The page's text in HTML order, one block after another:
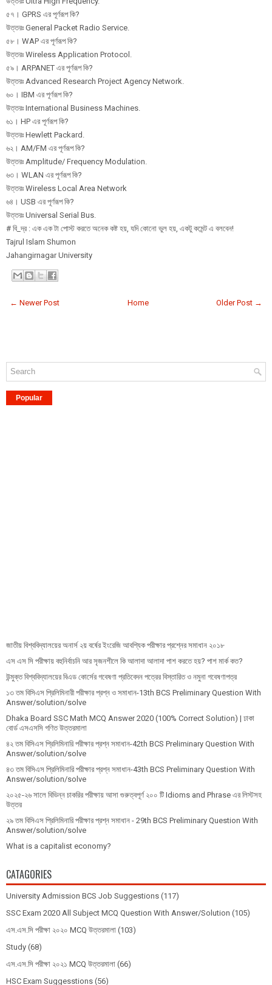
৫৭। GPRS এর পূর্ণরূপ কি?
উত্তরঃ General Packet Radio Service.
৫৮। WAP এর পূর্ণরূপ কি?
উত্তরঃ Wireless Application Protocol.
৫৯। ARPANET এর পূর্ণরূপ কি?
উত্তরঃ Advanced Research Project Agency Network.
৬০। IBM এর পূর্ণরূপ কি?
উত্তরঃ International Business Machines.
৬১। HP এর পূর্ণরূপ কি?
উত্তরঃ Hewlett Packard.
৬২। AM/FM এর পূর্ণরূপ কি?
উত্তরঃ Amplitude/ Frequency Modulation.
৬৩। WLAN এর পূর্ণরূপ কি?
উত্তরঃ Wireless Local Area Network
৬৪। USB এর পূর্ণরূপ কি?
উত্তরঃ Universal Serial Bus.
# বি_দ্র : এক এক টা পোস্ট করতে অনেক কষ্ট হয়, যদি কোনো ভুল হয়, একটু কমেন্ট এ বলবেন!
Tajrul Islam Shumon
Jahangirnagar University
← Newer Post Older Post →
Home
Popular
জাতীয় বিশ্ববিদ্যালয়ের অনার্স ২য় বর্ষের ইংরেজি আবশ্যিক পরীক্ষার প্রশ্নের সমাধান ২০১৮
এস এস সি পরীক্ষায় বহুনির্বাচনি আর সৃজনশীলে কি আলাদা আলাদা পাশ করতে হয়? পাশ মার্ক কত?
উন্মুক্ত বিশ্ববিদ্যালয়ের বিএড কোর্সের গবেষণা প্রতিবেদন পত্রের বিস্তারিত ও নমুনা গবেষণাপত্র
১৩ তম বিসিএস প্রি‌লি‌মিনারী পরীক্ষার প্রশ্ন ও সমাধান-13th BCS Preliminary Question With
Answer/solution/solve
Dhaka Board SSC Math MCQ Answer 2020 (100% Correct Solution) | ঢাকা
বোর্ড এসএসসি গণিত উত্তরমালা
৪২ তম বিসিএস প্রিলিমিনারি পরীক্ষার প্রশ্ন সমাধান-42th BCS Preliminary Question With
Answer/solution/solve
৪৩ তম বিসিএস প্রিলিমিনারি পরীক্ষার প্রশ্ন সমাধান-43th BCS Preliminary Question With
Answer/solution/solve
২০২৫-২৬ সালে বিভিন্ন চাকরির পরীক্ষায় আসা গুরুত্বপূর্ণ ২০০ টি Idioms and Phrase এর লিস্টসহ
উত্তর
২৯ তম বিসিএস প্রিলিমিনারি পরীক্ষার প্রশ্ন সমাধান - 29th BCS Preliminary Question With
Answer/solution/solve
What is a capitalist economy?
CATAGORIES
University Admission BCS Job Suggestions (117)
SSC Exam 2020 All Subject MCQ Question With Answer/Solution (105)
এস.এস.সি পরীক্ষা ২০২০ MCQ উত্তরমালা (103)
Study (68)
এস.এস.সি পরীক্ষা ২০২১ MCQ উত্তরমালা (66)
HSC Exam Suggesstions (56)